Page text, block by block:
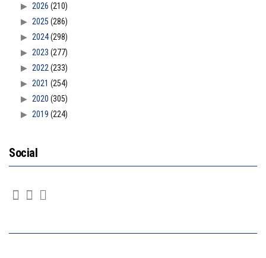
2026 (210)
2025 (286)
2024(298)
2023 (277)
2022 (233)
2021 (254)
2020 (305)
2019 (224)
Social